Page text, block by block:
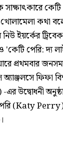
খোলামেলা কথা
ইয়র্কের
'কেটি পেরি: দ্য
প্রথমবার
ফিফা
উদ্বোধনী
(Katy